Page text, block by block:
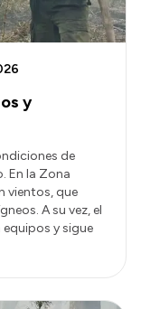
y
de
En la Zona
vientos, que
A su vez, el
equipos y sigue